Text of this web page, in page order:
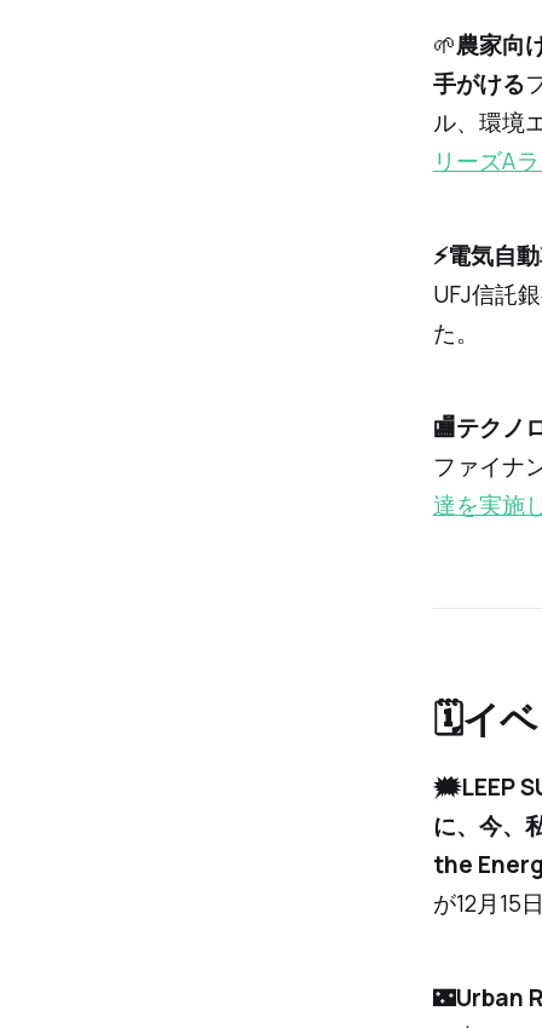
🌱農家向
手がける
ル、環境
リーズA
⚡️電気自
UFJ信託
た。
🏬テクノ
ファイナ
達を実施
🗓イ
🗯️LEEP
に、今、
the
が12月15
🌃Urban